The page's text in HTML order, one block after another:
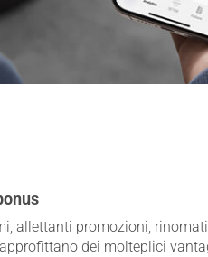
allettanti promozioni,
dei molteplici